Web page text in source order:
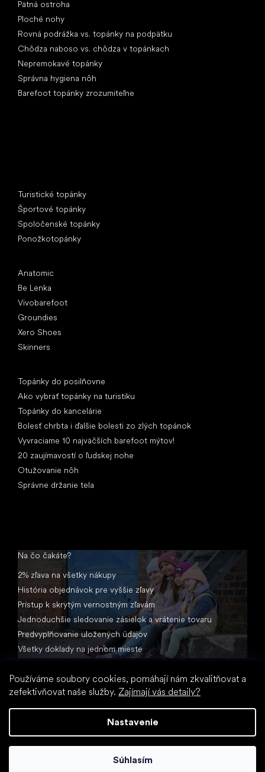
Používáme soubory cookies, pomáhají nám zkvalitňovat a
zefektivňovat naše služby. Zajímají vás detaily?
Nastavenie
Súhlasím
Pätná ostroha
Ploché nohy
Rovná podrážka vs. topánky na podpätku
Chôdza naboso vs. chôdza v topánkach
Nepremokavé topánky
Správna hygiena nôh
Barefoot topánky zrozumiteľne
Turistické topánky
Športové topánky
Spoločenské topánky
Ponožkotopánky
Anatomic
Be Lenka
Vivobarefoot
Groundies
Xero Shoes
Skinners
Topánky do posilňovne
Ako vybrať topánky na turistiku
Topánky do kancelárie
Bolesť chrbta i ďalšie bolesti zo zlých topánok
Vyvraciame 10 najväčších barefoot mýtov!
20 zaujímavostí o ľudskej nohe
Otužovanie nôh
Správne držanie tela
Na čo čakáte?
2% zľava na všetky nákupy
História objednávok pre vyššie zľavy
Prístup k skrytým vernostným zľavám
Jednoduchšie sledovanie zásielok a vrátenie tovaru
Predvyplňovanie uložených údajov
Všetky doklady na jednom mieste
Vytvoril Shoptet
Little Shoes.sk. Všetky práva vyhradené.